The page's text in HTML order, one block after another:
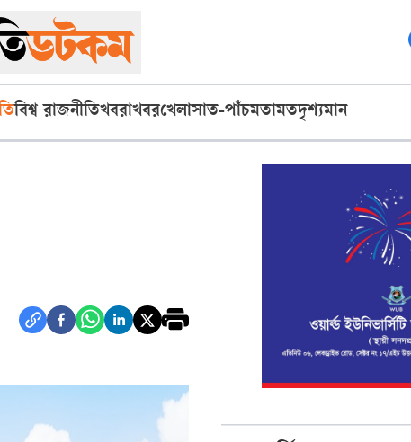
বিশ্ব রাজনীতিখবরাখবরখেলাসাত-পাঁচমতামতদৃশ্যমান